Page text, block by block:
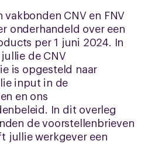
CNV en FNV
onderhandeld over een
per 1 juni 2024. In
de CNV
is opgesteld naar
input in de
en ons
In dit overleg
de voorstellenbrieven
jullie werkgever een